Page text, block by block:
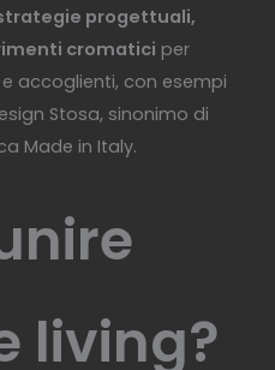
progettuali,
cromatici per
accoglienti, con esempi
Stosa, sinonimo di
Made in Italy.
living?